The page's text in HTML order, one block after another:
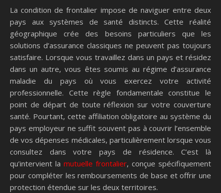
La condition de frontalier impose de naviguer entre deux
pays aux systèmes de santé distincts. Cette réalité
géographique crée des besoins particuliers que les
solutions d’assurance classiques ne peuvent pas toujours
satisfaire. Lorsque vous travaillez dans un pays et résidez
dans un autre, vous êtes soumis au régime d’assurance
maladie du pays où vous exercez votre activité
professionnelle. Cette règle fondamentale constitue le
point de départ de toute réflexion sur votre couverture
santé. Pourtant, cette affiliation obligatoire au système du
pays employeur ne suffit souvent pas à couvrir l’ensemble
de vos dépenses médicales, particulièrement lorsque vous
consultez dans votre pays de résidence. C’est là
qu’intervient la mutuelle frontalier, conçue spécifiquement
pour compléter les remboursements de base et offrir une
protection étendue sur les deux territoires.